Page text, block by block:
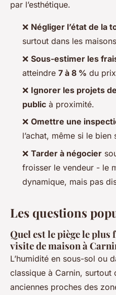
par l’esthétique.
❌ Négliger l’état de la
surtout dans les
❌ Sous-estimer les
atteindre 7 à 8 % du
❌ Ignorer les projets
public à proximité.
❌ Omettre une
l’achat, même si le
❌ Tarder à négocier
froisser le vendeur - le
dynamique, mais pas
Les questions
Quel est le piège le
visite de maison à
L’humidité en sous-sol ou
classique à Carnin, surtout
anciennes proches des